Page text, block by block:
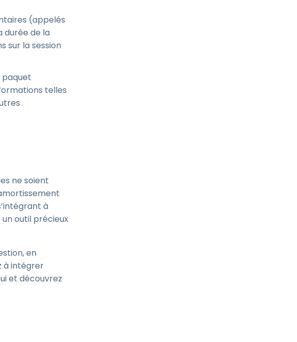
(appelés
durée de la
sur la session
paquet
telles
ne soient
à
outil précieux
en
à intégrer
et découvrez